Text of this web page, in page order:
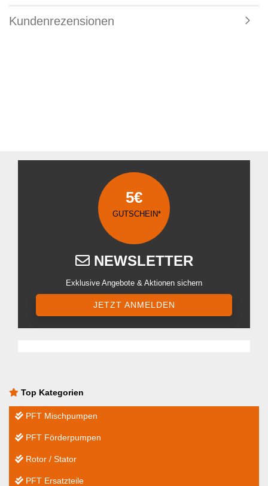
Kundenrezensionen
5€
GUTSCHEIN*
NEWSLETTER
Exklusive Angebote & Aktionen sichern
JETZT ANMELDEN
Top Kategorien
PFT Mischpumpen
PFT Förderpumpen
Rotor / Stator
PFT Ersatzteile